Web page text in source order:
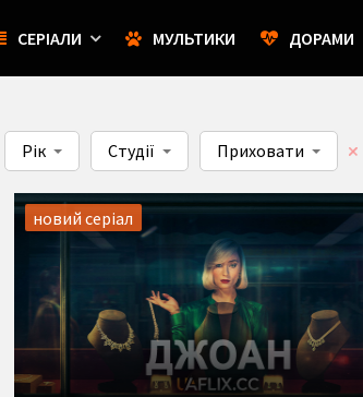
СЕРІАЛИ МУЛЬТИКИ ДОРАМИ
Рік Студії Приховати
новий серіал